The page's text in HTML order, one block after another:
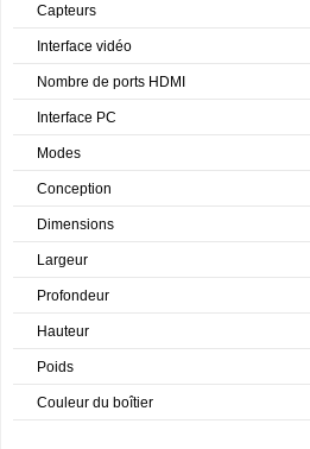
Capteurs
Interface vidéo
Nombre de ports HDMI
Interface PC
Modes
Conception
Dimensions
Largeur
Profondeur
Hauteur
Poids
Couleur du boîtier